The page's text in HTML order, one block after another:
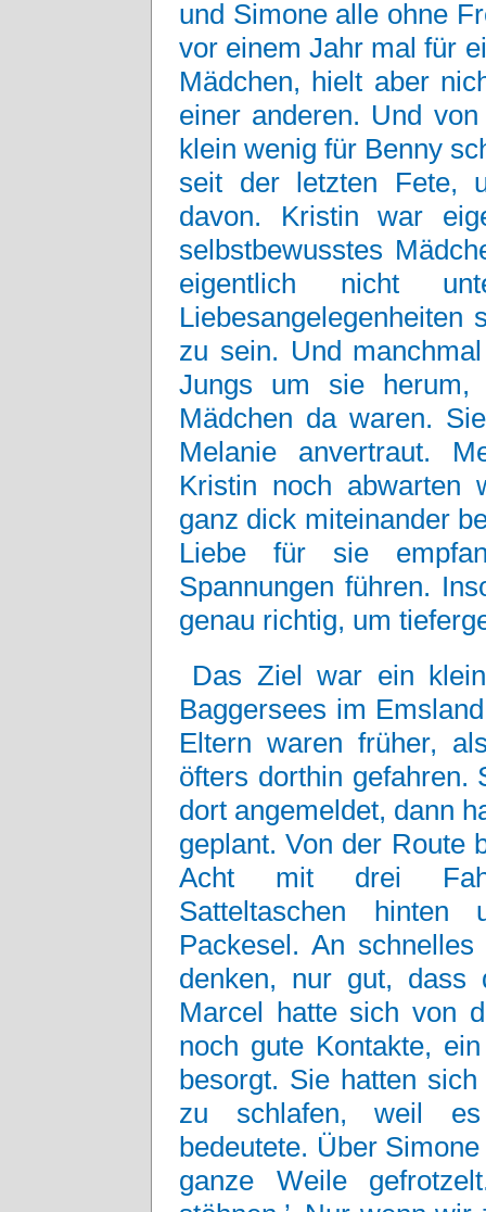
und Simone alle ohne
vor einem Jahr mal für
Mädchen, hielt aber
einer anderen. Und
klein wenig für Benny
seit der letzten Fete,
davon. Kristin war
selbstbewusstes
eigentlich nicht
Liebesangelegenheiten
zu sein. Und
Jungs um sie herum,
Mädchen da waren.
Melanie anvertraut.
Kristin noch abwarten
ganz dick miteinander
Liebe für sie
Spannungen führen.
genau richtig, um
Das Ziel war ein
Baggersees im
Eltern waren früher,
öfters dorthin gefahren.
dort angemeldet, dann
geplant. Von der Route
Acht mit drei
Satteltaschen
Packesel. An
denken, nur gut,
Marcel hatte sich von
noch gute Kontakte,
besorgt. Sie hatten
zu schlafen, weil es
bedeutete. Über
ganze Weile